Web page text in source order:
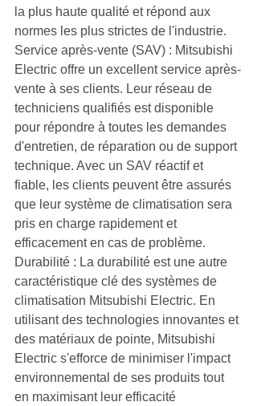
la plus haute qualité et répond aux
normes les plus strictes de l'industrie.
Service après-vente (SAV) : Mitsubishi
Electric offre un excellent service après-
vente à ses clients. Leur réseau de
techniciens qualifiés est disponible
pour répondre à toutes les demandes
d'entretien, de réparation ou de support
technique. Avec un SAV réactif et
fiable, les clients peuvent être assurés
que leur système de climatisation sera
pris en charge rapidement et
efficacement en cas de problème.
Durabilité : La durabilité est une autre
caractéristique clé des systèmes de
climatisation Mitsubishi Electric. En
utilisant des technologies innovantes et
des matériaux de pointe, Mitsubishi
Electric s'efforce de minimiser l'impact
environnemental de ses produits tout
en maximisant leur efficacité